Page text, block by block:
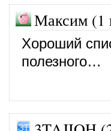
Максим
Хороший
полезного…